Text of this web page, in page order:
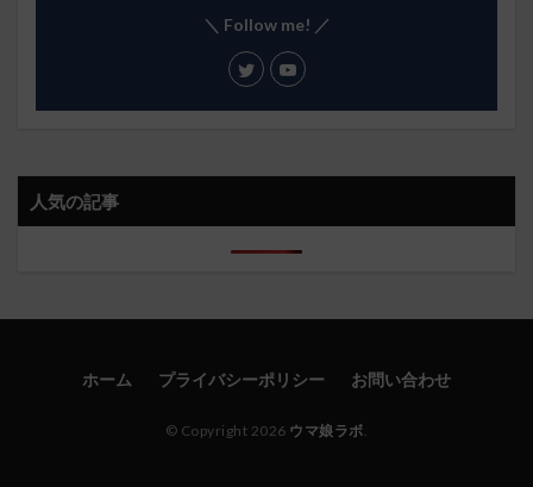
＼ Follow me! ／
人気の記事
ホーム プライバシーポリシー お問い合わせ
© Copyright 2026 ウマ娘ラボ